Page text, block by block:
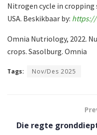
Nitrogen cycle in cropping
USA. Beskikbaar by:
Omnia Nutriology, 2022.
crops. Sasolburg. Omnia
Tags: Nov/Des 2025
Die regte